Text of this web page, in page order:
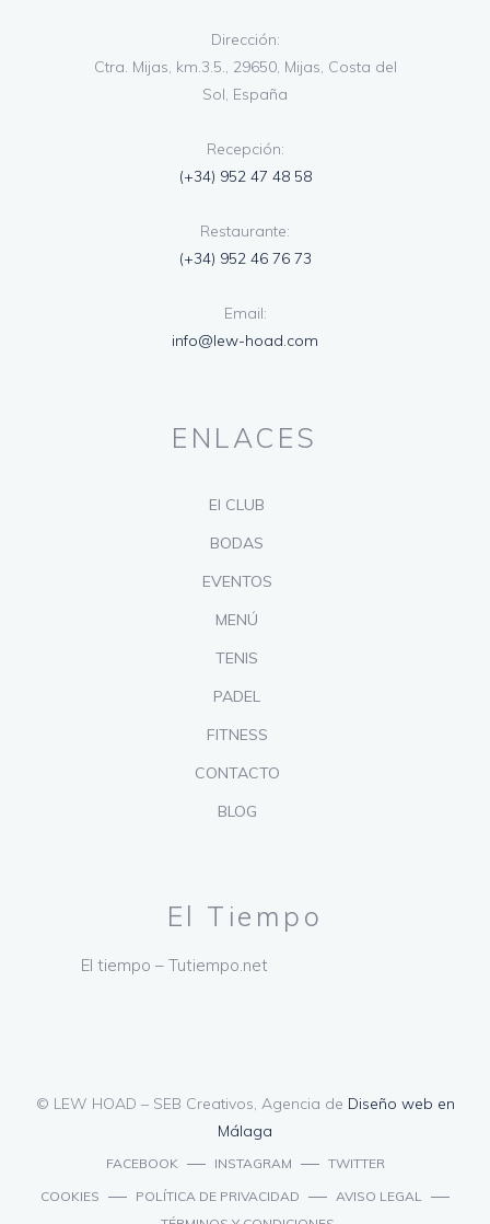
Dirección:
Ctra. Mijas, km.3.5., 29650, Mijas, Costa del
Sol, España
Recepción:
(+34) 952 47 48 58
Restaurante:
(+34) 952 46 76 73
Email:
info@lew-hoad.com
ENLACES
El CLUB
BODAS
EVENTOS
MENÚ
TENIS
PADEL
FITNESS
CONTACTO
BLOG
El Tiempo
El tiempo – Tutiempo.net
© LEW HOAD – SEB Creativos, Agencia de Diseño web en
Málaga
FACEBOOK INSTAGRAM
TWITTER
COOKIES
POLÍTICA DE PRIVACIDAD
AVISO LEGAL